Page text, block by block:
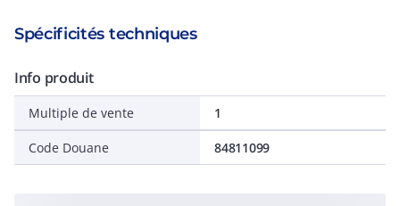
Spécificités techniques
Info produit
Multiple de vente 1
Code Douane 84811099